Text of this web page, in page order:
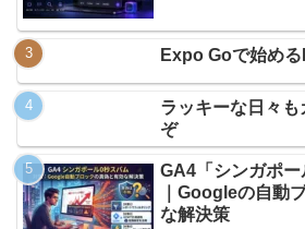
Expo Goで始め
ラッキーな日々
ぞ
GA4「シンガポ
｜Googleの自動
な解決策